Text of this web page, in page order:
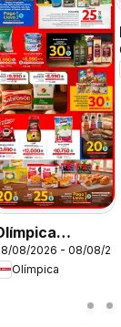
súper
08/2026 - 08/08/
Olímpica